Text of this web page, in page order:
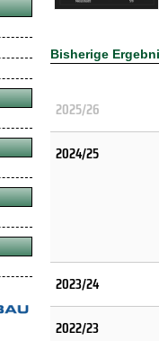
Bisherige
2025/26
2024/25
2023/24
2022/23